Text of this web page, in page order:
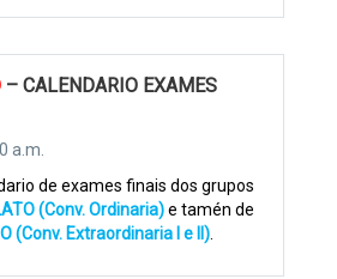
– CALENDARIO EXAMES
a.m.
de exames finais dos grupos
(Conv. Ordinaria)e tamén de
(Conv. Extraordinaria I e II)